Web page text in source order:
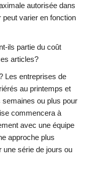
autorisée dans
varier en fonction
ils partie du coût
articles?
Les entreprises de
au printemps et
semaines ou plus pour
commencera à
avec une équipe
approche plus
une série de jours ou